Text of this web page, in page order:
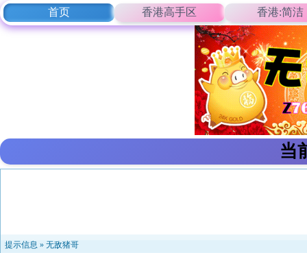
首页 香港高手区 香港:简洁
当
提示信息 » 无敌猪哥